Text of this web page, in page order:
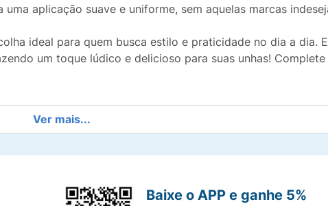
aplicação suave e uniforme, sem aquelas marcas
ideal para quem busca estilo e praticidade no dia a dia.
um toque lúdico e delicioso para suas unhas!
Ver mais...
Baixe o APP e ganhe 5%